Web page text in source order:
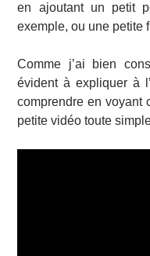
en ajoutant un petit
exemple, ou une petite
Comme j’ai bien
évident à expliquer à
comprendre en voyant
petite vidéo toute